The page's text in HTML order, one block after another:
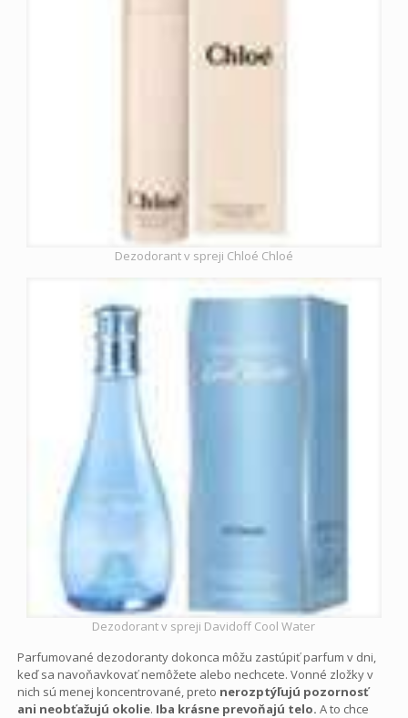
Dezodorant v spreji Chloé Chloé
Dezodorant v spreji Davidoff Cool Water
Parfumované dezodoranty dokonca môžu zastúpiť parfum v dni,
keď sa navoňavkovať nemôžete alebo nechcete. Vonné zložky v
nich sú menej koncentrované, preto nerozptýľujú pozornosť
ani neobťažujú okolie. Iba krásne prevoňajú telo. A to chce